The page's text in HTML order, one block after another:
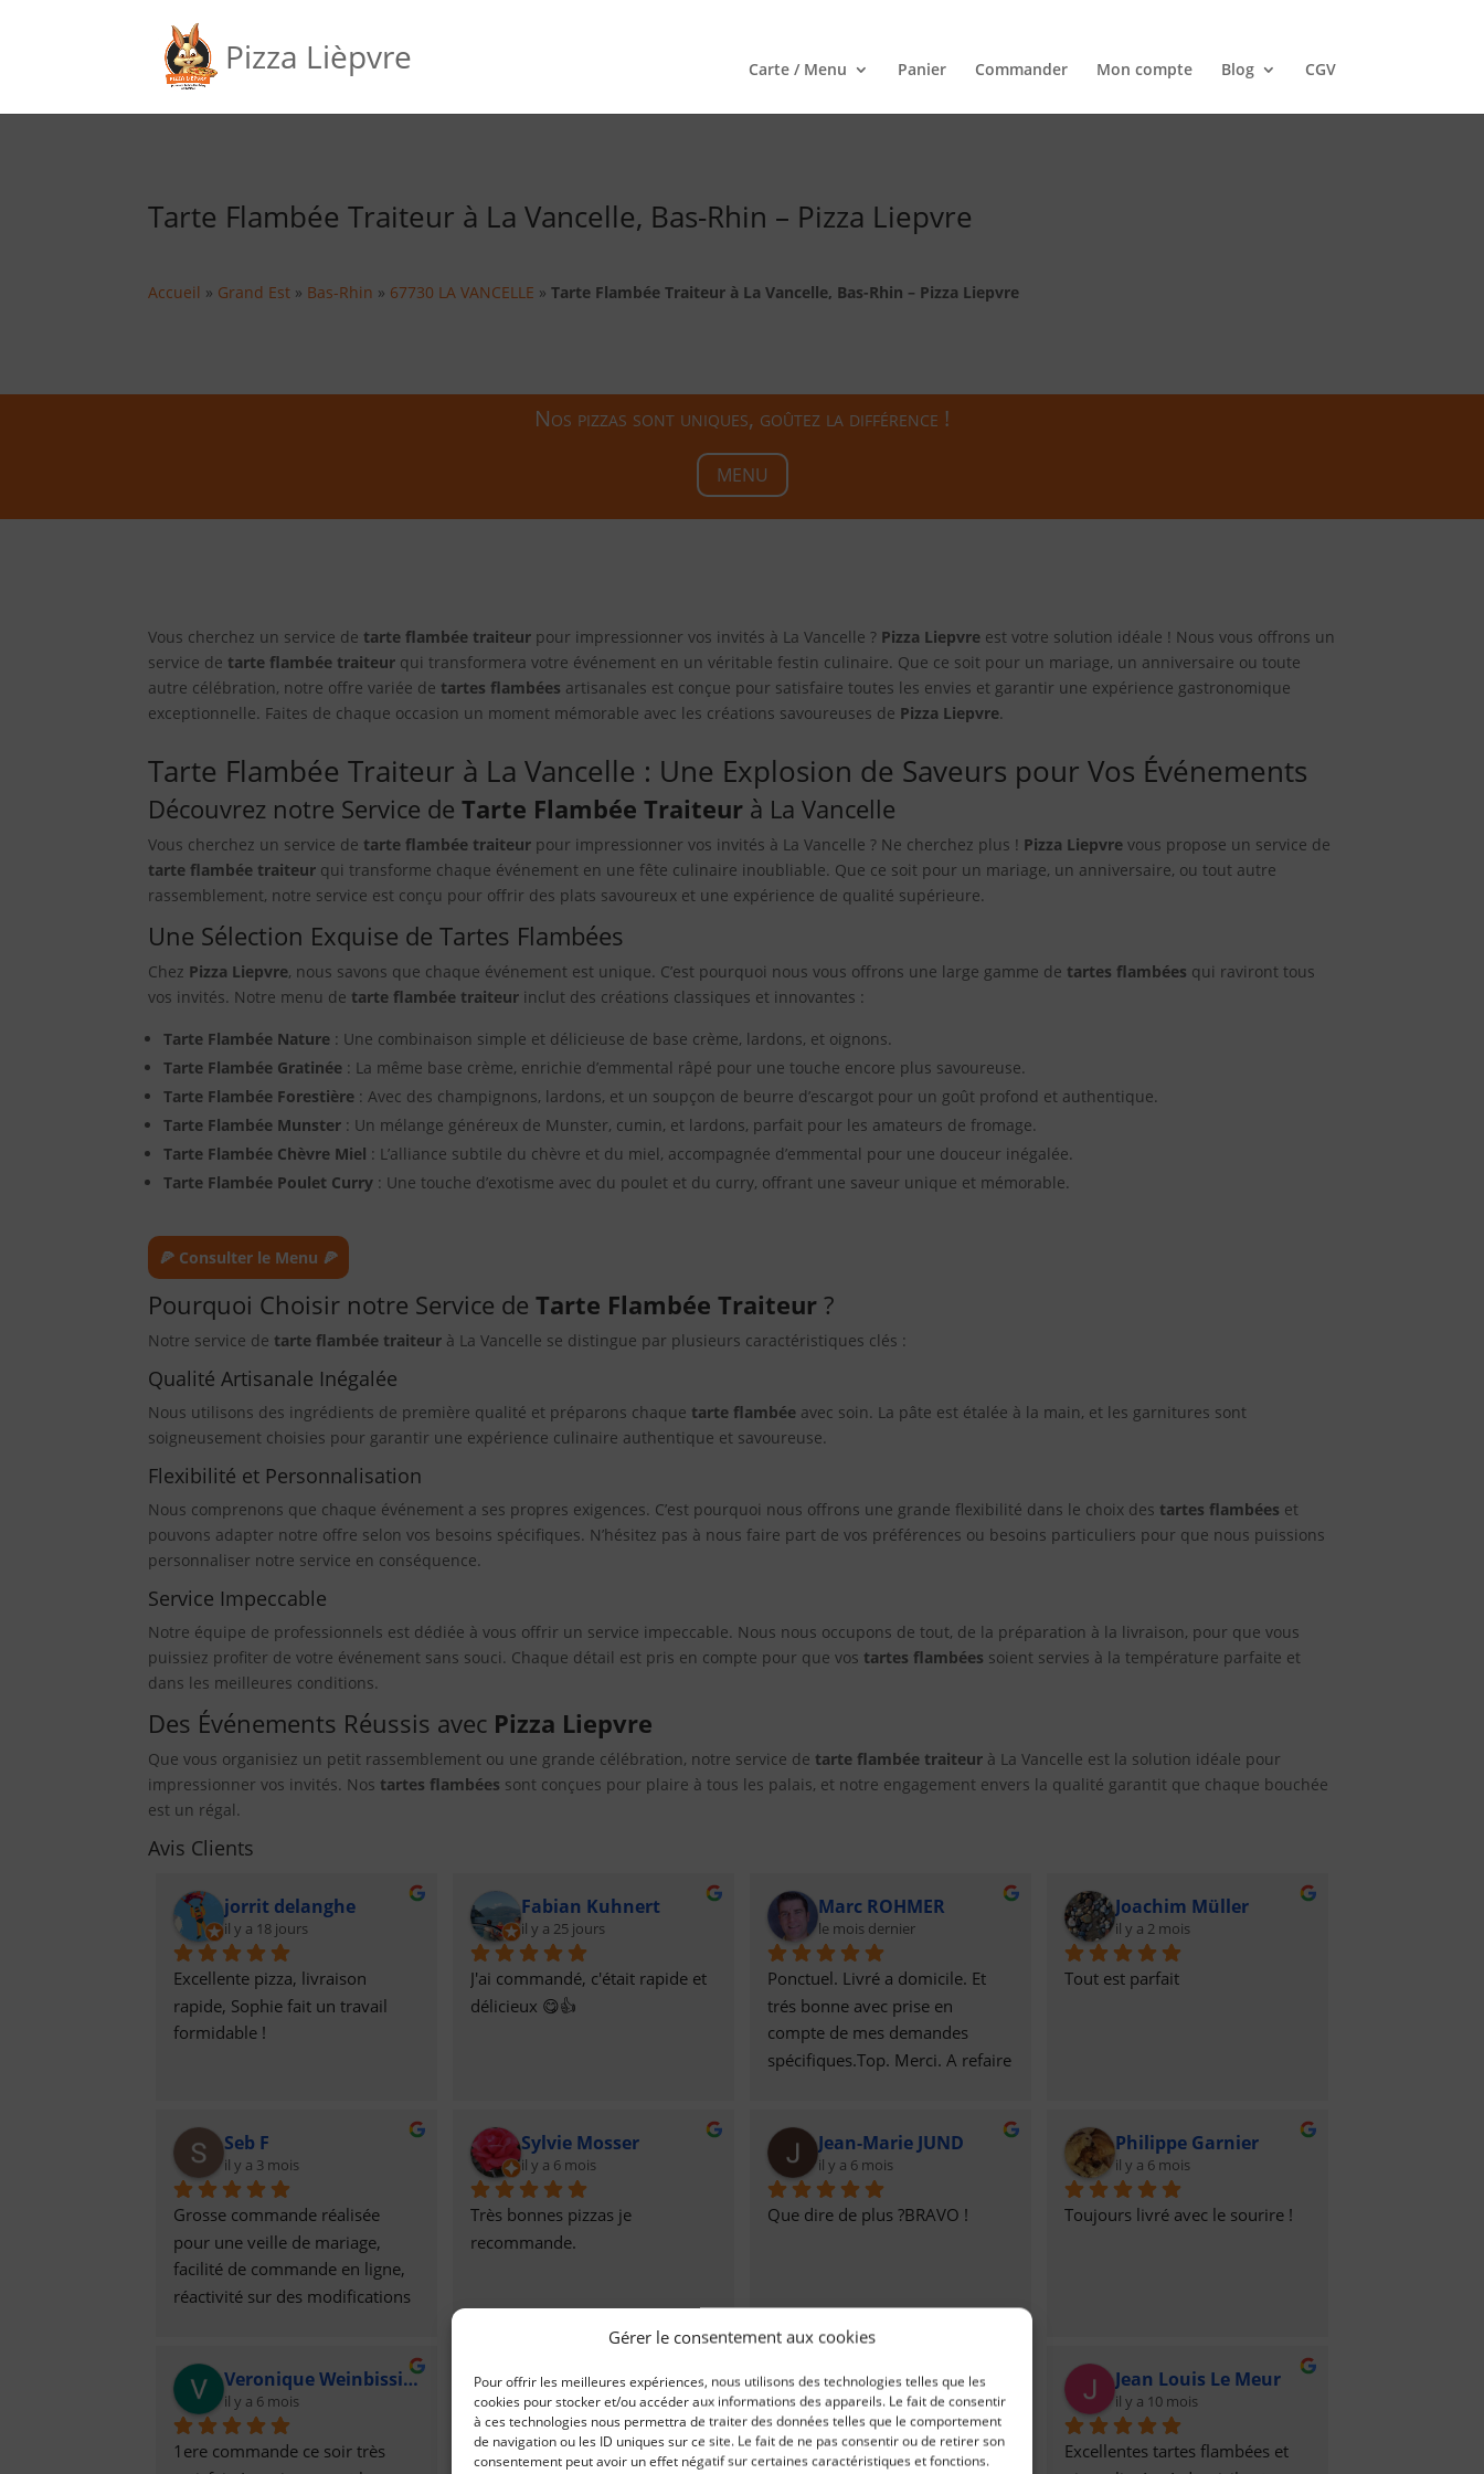
Gérer le consentement aux cookies
Pour offrir les meilleures expériences, nous utilisons des technologies telles que les
cookies pour stocker et/ou accéder aux informations des appareils. Le fait de consentir
à ces technologies nous permettra de traiter des données telles que le comportement
de navigation ou les ID uniques sur ce site. Le fait de ne pas consentir ou de retirer son
consentement peut avoir un effet négatif sur certaines caractéristiques et fonctions.
Pizza Lièpvre Carte / Menu Panier Commander Mon compte Blog CGV
Tarte Flambée Traiteur à La Vancelle, Bas-Rhin – Pizza Liepvre
Accueil » Grand Est » Bas-Rhin » 67730 LA VANCELLE »Tarte Flambée Traiteur à La Vancelle, Bas-Rhin – Pizza Liepvre
Nos pizzas sont uniques, goûtez la différence !
MENU
Vous cherchez un service de tarte flambée traiteur pour impressionner vos invités à La Vancelle ? Pizza Liepvre est votre solution idéale ! Nous vous offrons un
service de tarte flambée traiteur qui transformera votre événement en un véritable festin culinaire. Que ce soit pour un mariage, un anniversaire ou toute
autre célébration, notre offre variée de tartes flambées artisanales est conçue pour satisfaire toutes les envies et garantir une expérience gastronomique
exceptionnelle. Faites de chaque occasion un moment mémorable avec les créations savoureuses de Pizza Liepvre.
Tarte Flambée Traiteur à La Vancelle : Une Explosion de Saveurs pour Vos Événements
Découvrez notre Service deTarte Flambée Traiteur à La Vancelle
Vous cherchez un service de tarte flambée traiteur pour impressionner vos invités à La Vancelle ? Ne cherchez plus ! Pizza Liepvre vous propose un service de
tarte flambée traiteur qui transforme chaque événement en une fête culinaire inoubliable. Que ce soit pour un mariage, un anniversaire, ou tout autre
rassemblement, notre service est conçu pour offrir des plats savoureux et une expérience de qualité supérieure.
Une Sélection Exquise de Tartes Flambées
Chez Pizza Liepvre, nous savons que chaque événement est unique. C’est pourquoi nous vous offrons une large gamme de tartes flambées qui raviront tous
vos invités. Notre menu de tarte flambée traiteur inclut des créations classiques et innovantes :
Tarte Flambée Nature : Une combinaison simple et délicieuse de base crème, lardons, et oignons.
Tarte Flambée Gratinée : La même base crème, enrichie d’emmental râpé pour une touche encore plus savoureuse.
Tarte Flambée Forestière : Avec des champignons, lardons, et un soupçon de beurre d’escargot pour un goût profond et authentique.
Tarte Flambée Munster : Un mélange généreux de Munster, cumin, et lardons, parfait pour les amateurs de fromage.
Tarte Flambée Chèvre Miel : L’alliance subtile du chèvre et du miel, accompagnée d’emmental pour une douceur inégalée.
Tarte Flambée Poulet Curry : Une touche d’exotisme avec du poulet et du curry, offrant une saveur unique et mémorable.
🍕 Consulter le Menu 🍕
Pourquoi Choisir notre Service deTarte Flambée Traiteur ?
Notre service de tarte flambée traiteur à La Vancelle se distingue par plusieurs caractéristiques clés :
Qualité Artisanale Inégalée
Nous utilisons des ingrédients de première qualité et préparons chaque tarte flambée avec soin. La pâte est étalée à la main, et les garnitures sont
soigneusement choisies pour garantir une expérience culinaire authentique et savoureuse.
Flexibilité et Personnalisation
Nous comprenons que chaque événement a ses propres exigences. C’est pourquoi nous offrons une grande flexibilité dans le choix des tartes flambées et
pouvons adapter notre offre selon vos besoins spécifiques. N’hésitez pas à nous faire part de vos préférences ou besoins particuliers pour que nous puissions
personnaliser notre service en conséquence.
Service Impeccable
Notre équipe de professionnels est dédiée à vous offrir un service impeccable. Nous nous occupons de tout, de la préparation à la livraison, pour que vous
puissiez profiter de votre événement sans souci. Chaque détail est pris en compte pour que vos tartes flambées soient servies à la température parfaite et
dans les meilleures conditions.
Des Événements Réussis avec Pizza Liepvre
Que vous organisiez un petit rassemblement ou une grande célébration, notre service de tarte flambée traiteur à La Vancelle est la solution idéale pour
impressionner vos invités. Nos tartes flambées sont conçues pour plaire à tous les palais, et notre engagement envers la qualité garantit que chaque bouchée
est un régal.
Avis Clients
jorrit delanghe
il y a 18 jours
Excellente pizza, livraison
rapide, Sophie fait un travail
formidable !
Fabian Kuhnert
il y a 25 jours
J'ai commandé, c'était rapide et
délicieux 😋👍
Marc ROHMER
le mois dernier
Ponctuel. Livré a domicile. Et
trés bonne avec prise en
compte de mes demandes
spécifiques.Top. Merci. A refaire
Joachim Müller
il y a 2 mois
Tout est parfait
Seb F
il y a 3 mois
Grosse commande réalisée
pour une veille de mariage,
facilité de commande en ligne,
réactivité sur des modifications
pizzas et tartes flambées qui
étaient délicieuses !
Sylvie Mosser
il y a 6 mois
Très bonnes pizzas je
recommande.
Jean-Marie JUND
il y a 6 mois
Que dire de plus ?BRAVO !
Philippe Garnier
il y a 6 mois
Toujours livré avec le sourire !
Veronique Weinbissinger
il y a 6 mois
1ere commande ce soir très
Pierre-Damien Périchon
il y a 8 mois
Nous avons commandé des
Lana Dlh
il y a 8 mois
Très bonne accueil, très
Jean Louis Le Meur
il y a 10 mois
Excellentes tartes flambées et